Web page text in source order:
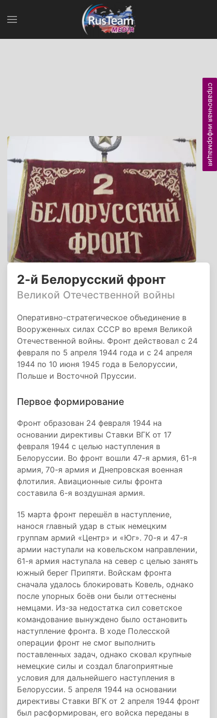
2-й Белорусский фронт
Великой Отечественной войны
Оперативно-стратегическое объединение в
Вооруженных силах СССР во время Великой
Отечественной войны. Фронт действовал с 24
февраля по 5 апреля 1944 года и с 24 апреля
1944 по 10 июня 1945 года в Белоруссии,
Польше и Восточной Пруссии.
Первое формирование
Фронт образован 24 февраля 1944 на
основании директивы Ставки ВГК от 17
февраля 1944 с целью наступления в
Белоруссии. Во фронт вошли 47-я армия, 61-я
армия, 70-я армия и Днепровская военная
флотилия. Авиационные силы фронта
составила 6-я воздушная армия.
15 марта фронт перешёл в наступление,
нанося главный удар в стык немецким
группам армий «Центр» и «Юг». 70-я и 47-я
армии наступали на ковельском направлении,
61-я армия наступала на север с целью занять
южный берег Припяти. Войскам фронта
сначала удалось блокировать Ковель, однако
после упорных боёв они были оттеснены
немцами. Из-за недостатка сил советское
командование вынуждено было остановить
наступление фронта. В ходе Полесской
операции фронт не смог выполнить
поставленных задач, однако сковал крупные
немецкие силы и создал благоприятные
условия для дальнейшего наступления в
Белоруссии. 5 апреля 1944 на основании
директивы Ставки ВГК от 2 апреля 1944 фронт
был расформирован, его войска переданы в
справочная информация